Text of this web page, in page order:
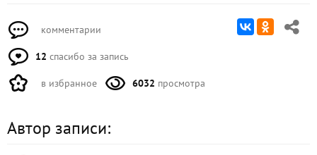
комментарии
12 спасибо за запись
в избранное 6032 просмотра
Автор записи: